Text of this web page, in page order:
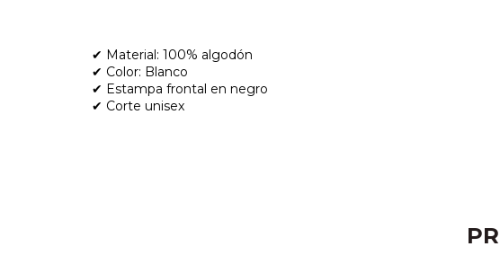
✔ Material: 100% algodón
✔ Color: Blanco
✔ Estampa frontal en negro
✔ Corte unisex